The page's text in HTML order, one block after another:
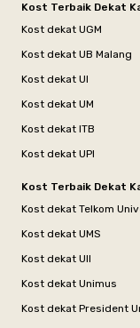
Kost Terbaik Dekat
Kost dekat UGM
Kost dekat UB Malang
Kost dekat UI
Kost dekat UM
Kost dekat ITB
Kost dekat UPI
Kost Terbaik Dekat
Kost dekat Telkom
Kost dekat UMS
Kost dekat UII
Kost dekat Unimus
Kost dekat President